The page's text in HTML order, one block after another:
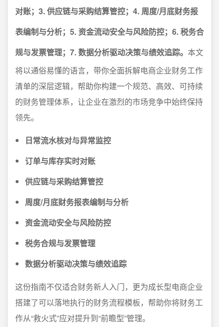
对账；3. 供应链与采购结算管控；4. 周度/月底财务报
表编制与分析；5. 资金流动安全与风险防控；6. 税务合
规与发票管理；7. 数据分析驱动决策与绩效追踪。 本文
将以通俗易懂的语言，带你全面拆解电商企业财务工作
清单的深层逻辑，帮助你构建一个规范、高效、可持续
的财务管理体系，让企业在激烈的市场竞争中始终保持
领先。
日常流水核对与异常监控
订单与库存实时对账
供应链与采购结算管控
周度/月底财务报表编制与分析
资金流动安全与风险防控
税务合规与发票管理
数据分析驱动决策与绩效追踪
这份指南不仅适合财务新人入门，更为成长型电商企业
搭建了可以落地执行的财务流程模板，帮助你将财务工
作从“救火式”应对提升到“前瞻型”管理。